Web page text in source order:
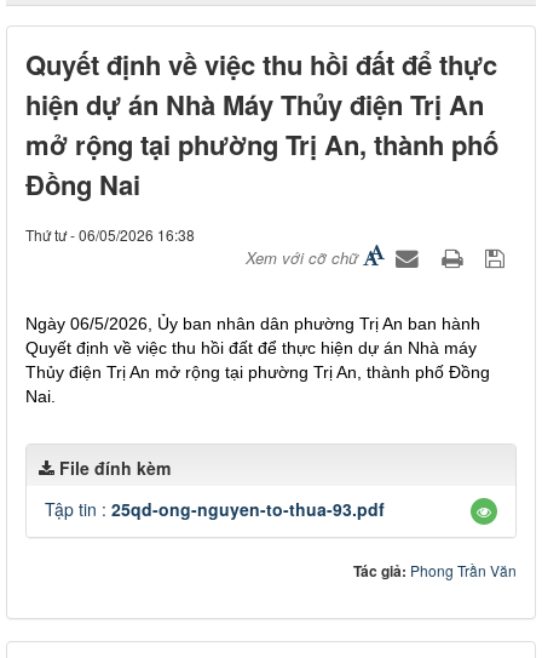
Quyết định về việc thu hồi đất để thực
hiện dự án Nhà Máy Thủy điện Trị An
mở rộng tại phường Trị An, thành phố
Đồng Nai
Thứ tư - 06/05/2026 16:38
Xem với cỡ chữ
Ngày 06/5/2026, Ủy ban nhân dân phường Trị An ban hành
Quyết định về việc thu hồi đất để thực hiện dự án Nhà máy
Thủy điện Trị An mở rộng tại phường Trị An, thành phố Đồng
Nai.
File đính kèm
Tập tin : 25qd-ong-nguyen-to-thua-93.pdf
Tác giả: Phong Trần Văn